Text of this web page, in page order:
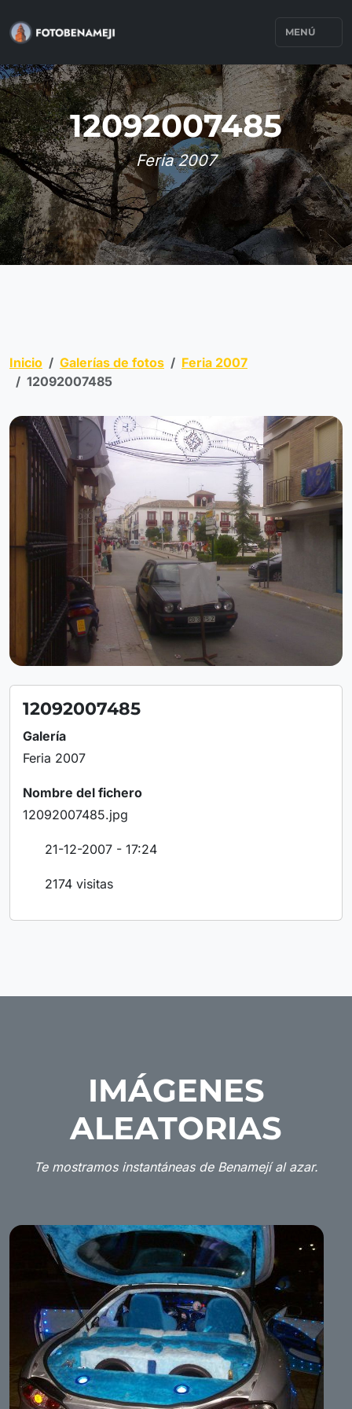
MENÚ
12092007485
Feria 2007
Inicio Galerías de fotos
Feria 2007
12092007485
12092007485
Galería
Feria 2007
Nombre del fichero
12092007485.jpg
21-12-2007 - 17:24
2174 visitas
IMÁGENES
ALEATORIAS
Te mostramos instantáneas de Benamejí al azar.